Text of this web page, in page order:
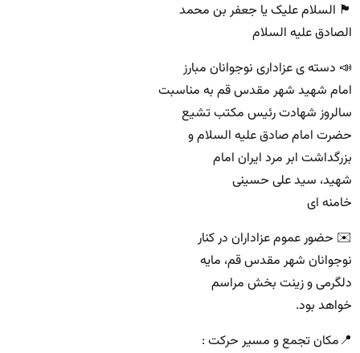
🏴 السلام علیک یا جعفر بن محمد
الصادق علیه السلام
📣 دسته ی عزاداری نوجوانان مبارز
امام شهید شهر مقدس قم به مناسبت
سالروز شهادت رئیس مکتب تشیع
حضرت امام صادق علیه السلام و
بزرگداشت ابر مرد ایران امام
شهید، سید علی حسینی
خامنه ای
✉️ حضور عموم عزاداران در کنار
نوجوانان شهر مقدس قم، مایه
دلگرمی و زینت بخش مراسم
خواهد بود.
📍مکان تجمع و مسیر حرکت :